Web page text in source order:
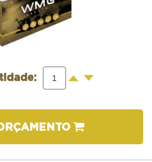
+ -